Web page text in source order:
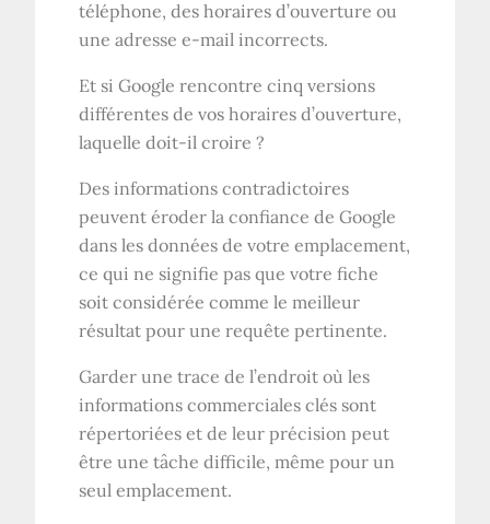
téléphone, des horaires d’ouverture ou
une adresse e-mail incorrects.
Et si Google rencontre cinq versions
différentes de vos horaires d’ouverture,
laquelle doit-il croire ?
Des informations contradictoires
peuvent éroder la confiance de Google
dans les données de votre emplacement,
ce qui ne signifie pas que votre fiche
soit considérée comme le meilleur
résultat pour une requête pertinente.
Garder une trace de l’endroit où les
informations commerciales clés sont
répertoriées et de leur précision peut
être une tâche difficile, même pour un
seul emplacement.